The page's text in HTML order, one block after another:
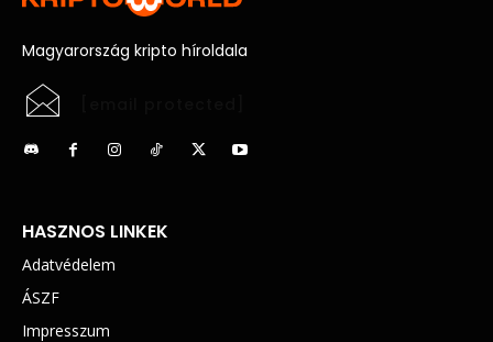
Magyarország kripto híroldala
HASZNOS LINKEK
Adatvédelem
ÁSZF
Impresszum